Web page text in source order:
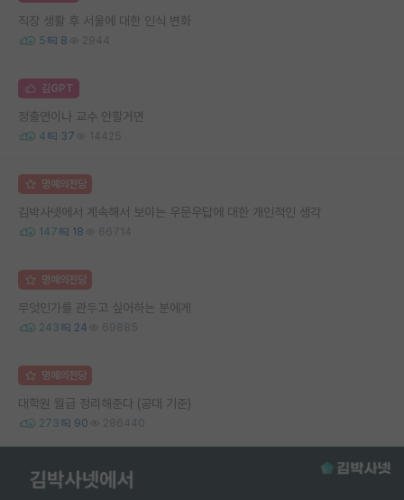
직장 생활 후 서울에 대한 인식 변화
5 8 2944
김GPT
정출연이나 교수 안할거면
4 37 14425
명예의전당
김박사넷에서 계속해서 보이는 우문우답에 대한 개인적인 생각
147 18 66714
명예의전당
무엇인가를 관두고 싶어하는 분에게
243 24 69885
명예의전당
대학원 월급 정리해준다 (공대 기준)
273 90 286440